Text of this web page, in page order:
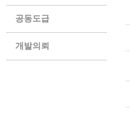
공동도급
개발의뢰